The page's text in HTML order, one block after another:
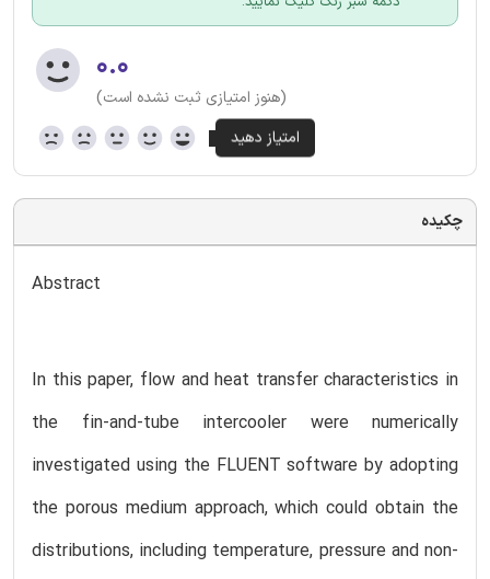
۰.۰
(هنوز امتیازی ثبت نشده است)
چکیده
Abstract
In this paper, flow and heat transfer characteristics in
the fin-and-tube intercooler were numerically
investigated using the FLUENT software by adopting
the porous medium approach, which could obtain the
distributions, including temperature, pressure and non-